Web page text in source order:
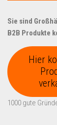
Sie sind
B2B Produkte
Hier
1000 gute